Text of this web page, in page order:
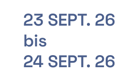
23 SEPT. 26
bis
24 SEPT. 26